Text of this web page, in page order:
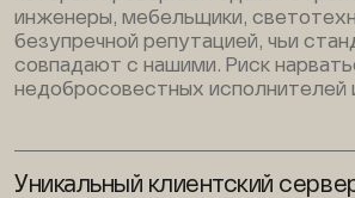
инженеры, мебельщики,
безупречной репутацией, чьи
совпадают с нашими. Риск
недобросовестных исполнителей
Уникальный клиентский